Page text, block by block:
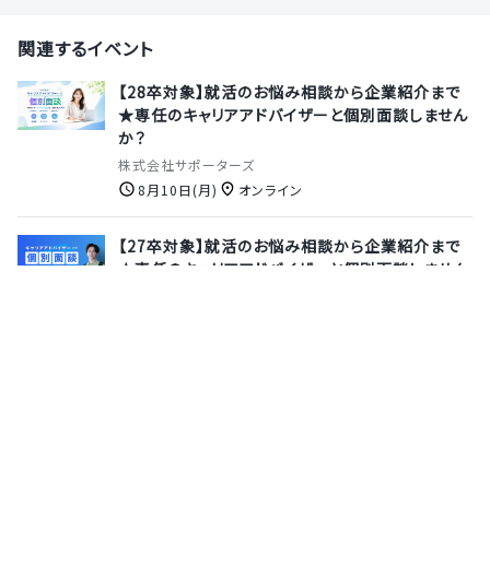
関連するイベント
【28卒対象】就活のお悩み相談から企業紹介まで
★専任のキャリアアドバイザーと個別面談しません
か？
株式会社サポーターズ
8月10日(月)
オンライン
【27卒対象】就活のお悩み相談から企業紹介まで
★専任のキャリアアドバイザーと個別面談しません